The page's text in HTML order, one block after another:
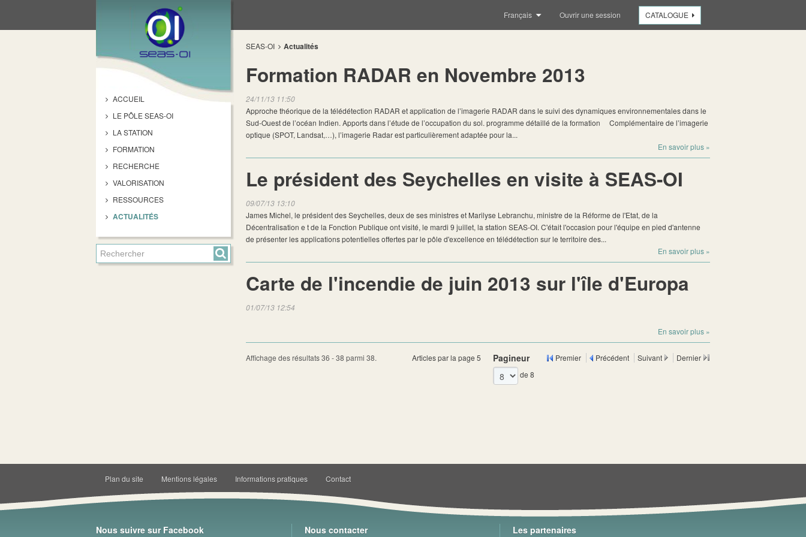
ACCUEIL
LE PÔLE SEAS-OI
LA STATION
FORMATION
RECHERCHE
VALORISATION
RESSOURCES
ACTUALITÉS
CATALOGUE
Ouvrir une session
Français
SEAS-OI Actualités
Formation RADAR en Novembre 2013
24/11/13 11:50
Approche théorique de la télédétection RADAR et application de l’imagerie RADAR dans le suivi des dynamiques environnementales dans le
Sud-Ouest de l’océan Indien. Apports dans l’étude de l’occupation du sol. programme détaillé de la formation Complémentaire de l’imagerie
optique (SPOT, Landsat,…), l’imagerie Radar est particulièrement adaptée pour la...
En savoir plus »
Le président des Seychelles en visite à SEAS-OI
09/07/13 13:10
James Michel, le président des Seychelles, deux de ses ministres et Marilyse Lebranchu, ministre de la Réforme de l'Etat, de la
Décentralisation e t de la Fonction Publique ont visité, le mardi 9 juillet, la station SEAS-OI. C'était l'occasion pour l'équipe en pied d'antenne
de présenter les applications potentielles offertes par le pôle d'excellence en télédétection sur le territoire des...
En savoir plus »
Carte de l'incendie de juin 2013 sur l'île d'Europa
01/07/13 12:54
En savoir plus »
Affichage des résultats 36 - 38 parmi 38. Articles par la page 5 Pagineur
de 8
Premier Précédent Suivant Dernier
Plan du site Mentions légales Informations pratiques Contact
Nous suivre sur Facebook Nous contacter Les partenaires